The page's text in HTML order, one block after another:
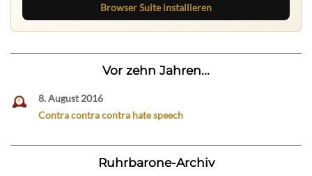
Browser Suite installieren
Vor zehn Jahren...
8. August 2016
Contra contra contra hate speech
Ruhrbarone-Archiv